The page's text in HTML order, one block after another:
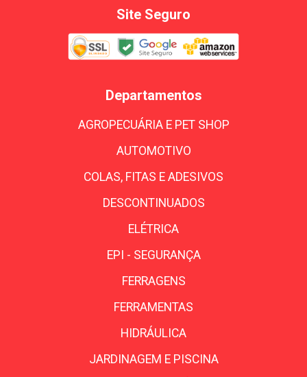
Site Seguro
Departamentos
AGROPECUÁRIA E PET SHOP
AUTOMOTIVO
COLAS, FITAS E ADESIVOS
DESCONTINUADOS
ELÉTRICA
EPI - SEGURANÇA
FERRAGENS
FERRAMENTAS
HIDRÁULICA
JARDINAGEM E PISCINA